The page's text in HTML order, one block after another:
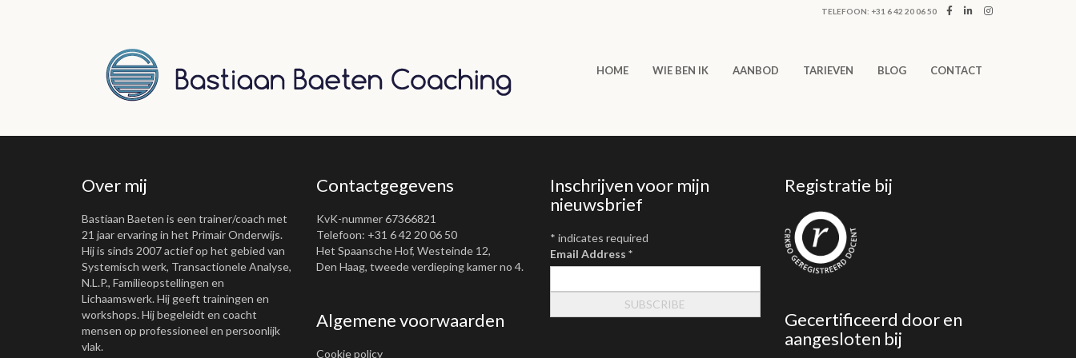
TELEFOON: +31 6 42 20 06 50
HOME WIE BEN IK AANBOD TARIEVEN BLOG CONTACT
Over mij
Bastiaan Baeten is een trainer/coach met
21 jaar ervaring in het Primair Onderwijs.
Hij is sinds 2007 actief op het gebied van
Systemisch werk, Transactionele Analyse,
N.L.P., Familieopstellingen en
Lichaamswerk. Hij geeft trainingen en
workshops. Hij begeleidt en coacht
mensen op professioneel en persoonlijk
vlak.
Contactgegevens
KvK-nummer 67366821
Telefoon: +31 6 42 20 06 50
Het Spaansche Hof, Westeinde 12,
Den Haag, tweede verdieping kamer no 4.
Algemene voorwaarden
Cookie policy
Inschrijven voor mijn
nieuwsbrief
* indicates required
Email Address *
Registratie bij
Gecertificeerd door en
aangesloten bij